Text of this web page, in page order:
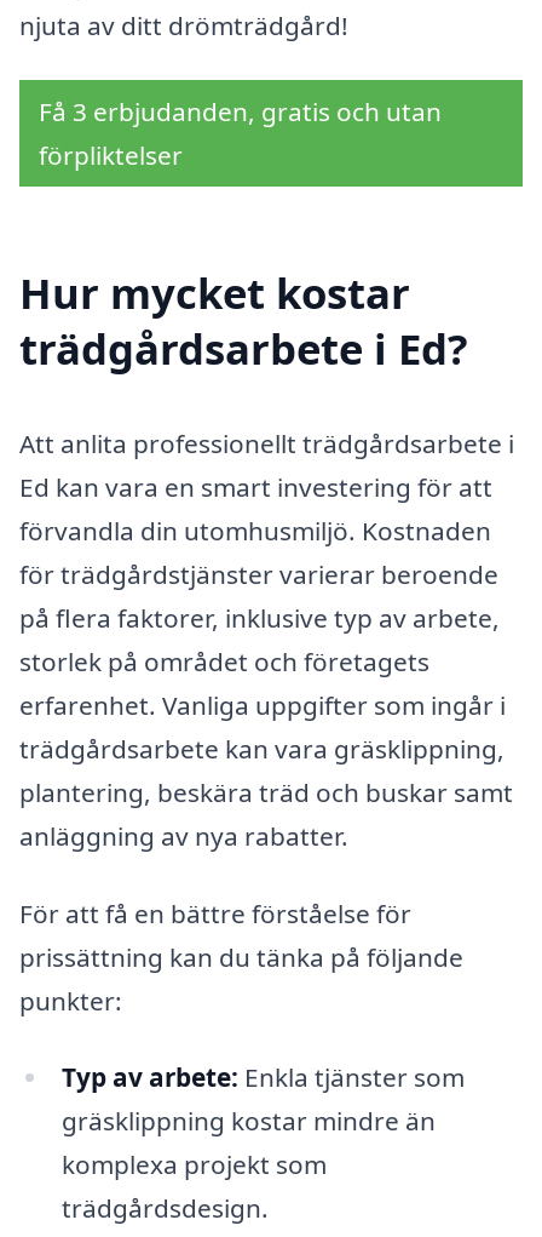
njuta av ditt drömträdgård!
Få 3 erbjudanden, gratis och utan
förpliktelser
Hur mycket kostar
trädgårdsarbete i Ed?
Att anlita professionellt trädgårdsarbete i
Ed kan vara en smart investering för att
förvandla din utomhusmiljö. Kostnaden
för trädgårdstjänster varierar beroende
på flera faktorer, inklusive typ av arbete,
storlek på området och företagets
erfarenhet. Vanliga uppgifter som ingår i
trädgårdsarbete kan vara gräsklippning,
plantering, beskära träd och buskar samt
anläggning av nya rabatter.
För att få en bättre förståelse för
prissättning kan du tänka på följande
punkter:
Typ av arbete: Enkla tjänster som
gräsklippning kostar mindre än
komplexa projekt som
trädgårdsdesign.